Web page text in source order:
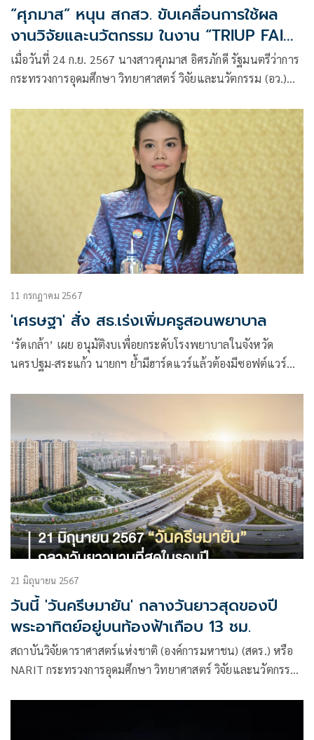
“ศุภมาส” หนุน สกสว. ขับเคลื่อนการใช้ผล
งานวิจัยและนวัตกรรม ในงาน “TRIUP FAIR
2024” ดึงภาครัฐ-เอกชน ยกระดับคุณภาพ
ชีวิต สร้างเศรษฐกิจให้ประเทศไทยอย่างยั่งยืน
เมื่อวันที่ 24 ก.ย. 2567 นางสาวศุภมาส อิศรภักดี รัฐมนตรีว่าการ
กระทรวงการอุดมศึกษา วิทยาศาสตร์ วิจัยและนวัตกรรม (อว.)
วิจัยและนวัตกรรม ประจำปี 2567 หรือ TRIUP FAIR 2024 ภาย
ใต้แนวคิด “Impact Journey to Ignite Thailand :
11 กรกฎาคม 2567
'เศรษฐา' สั่ง สธ.เร่งเพิ่มครูสอนพยาบาล
‘รัดเกล้า’ เผย อนุมัติงบเพื่อยกระดับโรงพยาบาลในจังหวัด
นครปฐม-สระแก้ว นายกฯ ย้ำมีฮาร์ดแวร์แล้วต้องมีซอฟต์แวร์
21 มิถุนายน 2567
วันนี้ 'วันครีษมายัน' กลางวันยาวสุดของปี
พระอาทิตย์อยู่บนท้องฟ้าเกือบ 13 ชม.
สถาบันวิจัยดาราศาสตร์แห่งชาติ (องค์การมหาชน) (สดร.) หรือ
NARIT กระทรวงการอุดมศึกษา วิทยาศาสตร์ วิจัยและนวัตกรรม